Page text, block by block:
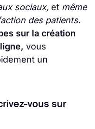
sociaux, et même
des patients.
sur la création
vous
un
vous sur